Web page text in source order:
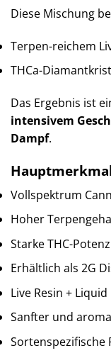
Diese Mischung
Terpen-reichem
THCa-
Das Ergebnis ist
intensivem
Dampf.
Vollspektrum
Hoher
Starke THC-Potenz
Erhältlich als 2G
Live Resin +
Sanfter und
Sortenspezifische